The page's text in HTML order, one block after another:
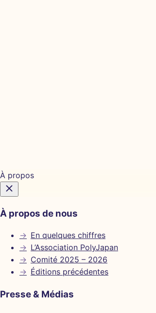
À propos
À propos de nous
→ En quelques chiffres
→ L’Association PolyJapan
→ Comité 2025 – 2026
→ Éditions précédentes
Presse & Médias